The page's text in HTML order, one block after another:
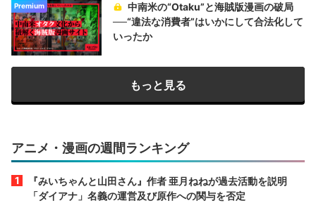
Premium
中南米の“Otaku”と海賊版漫画の破局
──“違法な消費者”はいかにして合法化して
いったか
もっと見る
アニメ・漫画の週間ランキング
『みいちゃんと山田さん』作者 亜月ねねが過去活動を説明
「ダイアナ」名義の運営及び原作への関与を否定